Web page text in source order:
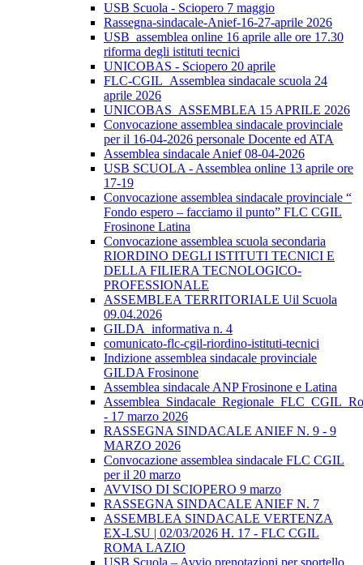
USB Scuola - Sciopero 7 maggio
Rassegna-sindacale-Anief-16-27-aprile 2026
USB_assemblea online 16 aprile alle ore 17.30
riforma degli istituti tecnici
UNICOBAS - Sciopero 20 aprile
FLC-CGIL_Assemblea sindacale scuola 24
aprile 2026
UNICOBAS_ASSEMBLEA 15 APRILE 2026
Convocazione assemblea sindacale provinciale
per il 16-04-2026 personale Docente ed ATA
Assemblea sindacale Anief 08-04-2026
USB SCUOLA - Assemblea online 13 aprile ore
17-19
Convocazione assemblea sindacale provinciale “
Fondo espero – facciamo il punto” FLC CGIL
Frosinone Latina
Convocazione assemblea scuola secondaria
RIORDINO DEGLI ISTITUTI TECNICI E
DELLA FILIERA TECNOLOGICO-
PROFESSIONALE
ASSEMBLEA TERRITORIALE Uil Scuola
09.04.2026
GILDA_informativa n. 4
comunicato-flc-cgil-riordino-istituti-tecnici
Indizione assemblea sindacale provinciale
GILDA Frosinone
Assemblea sindacale ANP Frosinone e Latina
- 17 marzo 2026
RASSEGNA SINDACALE ANIEF N. 9 - 9
MARZO 2026
Convocazione assemblea sindacale FLC CGIL
per il 20 marzo
AVVISO DI SCIOPERO 9 marzo
RASSEGNA SINDACALE ANIEF N. 7
ASSEMBLEA SINDACALE VERTENZA
EX-LSU | 02/03/2026 H. 17 - FLC CGIL
ROMA LAZIO